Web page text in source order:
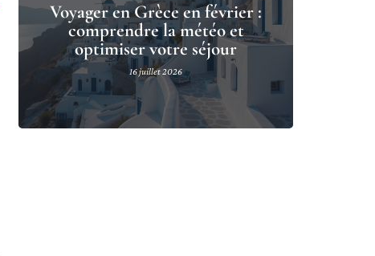
Voyager en Grèce en février :
comprendre la météo et
optimiser votre séjour
16 juillet 2026